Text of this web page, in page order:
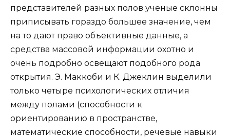
представителей разных полов ученые склонны
приписывать гораздо большее значение, чем
на то дают право объективные данные, а
средства массовой информации охотно и
очень подробно освещают подобного рода
открытия. Э. Маккоби и К. Джеклин выделили
только четыре психологических отличия
между полами (способности к
ориентированию в пространстве,
математические способности, речевые навыки